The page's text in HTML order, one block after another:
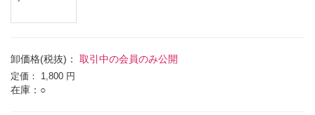
卸価格(税抜)： 取引中の会員のみ公開
定価： 1,800 円
在庫：○